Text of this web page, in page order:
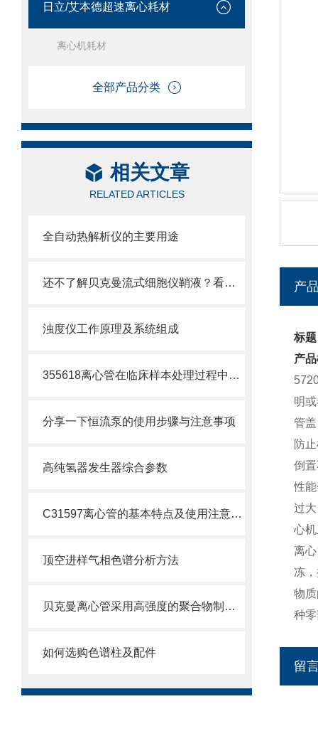
日立/艾本德超速离心耗材
离心机耗材
全部产品分类
相关文章
RELATED ARTICLES
全自动热解析仪的主要用途
还不了解贝克曼流式细胞仪鞘液？看这里就对了！
浊度仪工作原理及系统组成
355618离心管在临床样本处理过程中的作用
分享一下恒流泵的使用步骤与注意事项
高纯氢器发生器综合参数
C31597离心管的基本特点及使用注意事项
顶空进样气相色谱分析方法
贝克曼离心管采用高强度的聚合物制造，具有优良的耐酸碱性
如何选购色谱柱及配件
产
标
产
明
管
防
倒
性
过
心
离
冻
物
种
留